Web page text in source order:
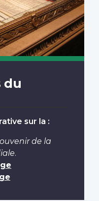
du
sur la :
de la
.